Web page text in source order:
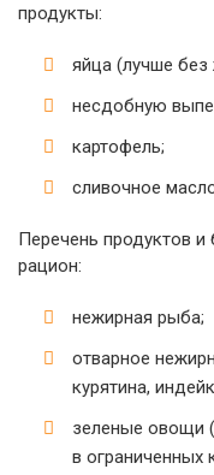
продукты:
яйца (лучше без
несдобную
картофель;
сливочное
Перечень продуктов
рацион:
нежирная рыба;
отварное
курятина,
зеленые овощи
в ограниченных